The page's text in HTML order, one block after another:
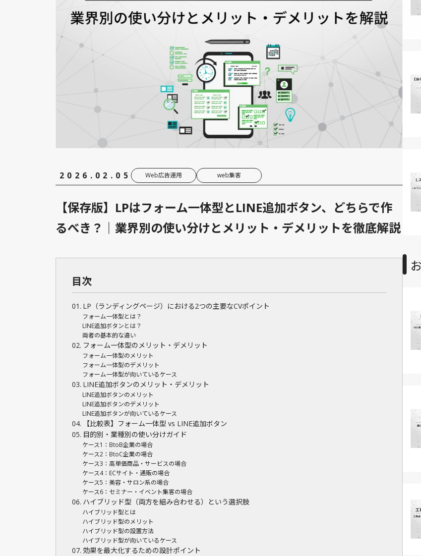
2026.02.05 Web広告運用 web集客
【保存版】LPはフォーム一体型とLINE追加ボタン、どちらで作
るべき？｜業界別の使い分けとメリット・デメリットを徹底解説
目次
LP（ランディングページ）における2つの主要なCVポイント
フォーム一体型とは？
LINE追加ボタンとは？
両者の基本的な違い
フォーム一体型のメリット・デメリット
フォーム一体型のメリット
フォーム一体型のデメリット
フォーム一体型が向いているケース
LINE追加ボタンのメリット・デメリット
LINE追加ボタンのメリット
LINE追加ボタンのデメリット
LINE追加ボタンが向いているケース
【比較表】フォーム一体型 vs LINE追加ボタン
目的別・業種別の使い分けガイド
ケース1：BtoB企業の場合
ケース2：BtoC企業の場合
ケース3：高単価商品・サービスの場合
ケース4：ECサイト・通販の場合
ケース5：美容・サロン系の場合
ケース6：セミナー・イベント集客の場合
ハイブリッド型（両方を組み合わせる）という選択肢
ハイブリッド型とは
ハイブリッド型のメリット
ハイブリッド型の設置方法
ハイブリッド型が向いているケース
効果を最大化するための設計ポイント